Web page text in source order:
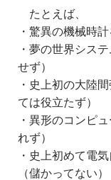
たとえば、
・驚異の機械時
・夢の世界シス
せず）
・史上初の大陸
ては役立たず）
・異形のコンピュ
れず）
・史上初めて電
（儲かってない）